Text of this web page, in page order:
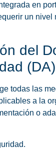
en
un nivel
del
(DA)
todas las
a la
o